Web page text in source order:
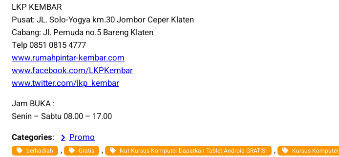
LKP KEMBAR
Pusat: JL. Solo-Yogya km.30 Jombor Ceper Klaten
Cabang: Jl. Pemuda no.5 Bareng Klaten
Telp 0851 0815 4777
www.rumahpintar-kembar.com
www.facebook.com/LKPKembar
www.twitter.com/lkp_kembar
Jam BUKA :
Senin – Sabtu 08.00 – 17.00
Categories: Promo
berhadiah , Gratis , Ikut Kursus Komputer Dapatkan Tablet Android GRATIS! , Kursus Komputer